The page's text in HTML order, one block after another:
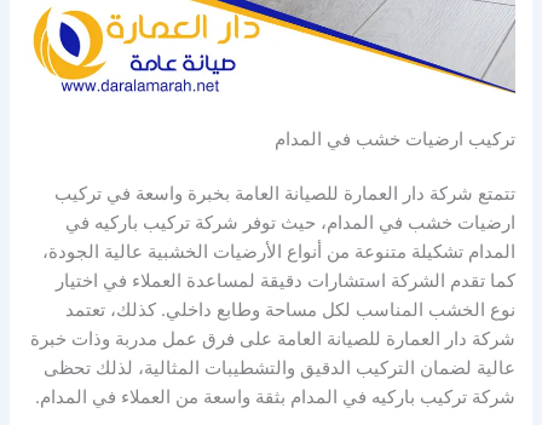
تركيب ارضيات خشب في المدام
تتمتع شركة دار العمارة للصيانة العامة بخبرة واسعة في تركيب
ارضيات خشب في المدام، حيث توفر شركة تركيب باركيه في
المدام تشكيلة متنوعة من أنواع الأرضيات الخشبية عالية الجودة،
كما تقدم الشركة استشارات دقيقة لمساعدة العملاء في اختيار
نوع الخشب المناسب لكل مساحة وطابع داخلي. كذلك، تعتمد
شركة دار العمارة للصيانة العامة على فرق عمل مدربة وذات خبرة
عالية لضمان التركيب الدقيق والتشطيبات المثالية، لذلك تحظى
شركة تركيب باركيه في المدام بثقة واسعة من العملاء في المدام.